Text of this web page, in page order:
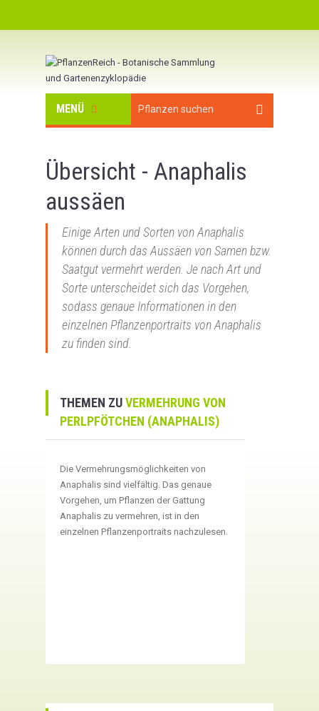
MENÜ
Übersicht - Anaphalis
aussäen
Einige Arten und Sorten von Anaphalis
können durch das Aussäen von Samen bzw.
Saatgut vermehrt werden. Je nach Art und
Sorte unterscheidet sich das Vorgehen,
sodass genaue Informationen in den
einzelnen Pflanzenportraits von Anaphalis
zu finden sind.
THEMEN ZUVERMEHRUNG VON
PERLPFÖTCHEN (ANAPHALIS)
Die Vermehrungsmöglichkeiten von
Anaphalis sind vielfältig. Das genaue
Vorgehen, um Pflanzen der Gattung
Anaphalis zu vermehren, ist in den
einzelnen Pflanzenportraits nachzulesen.